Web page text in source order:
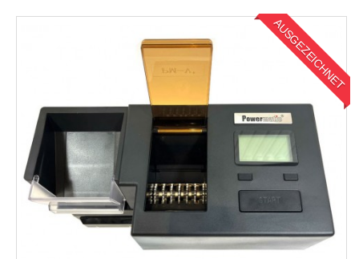
AUSGEZEICHNET